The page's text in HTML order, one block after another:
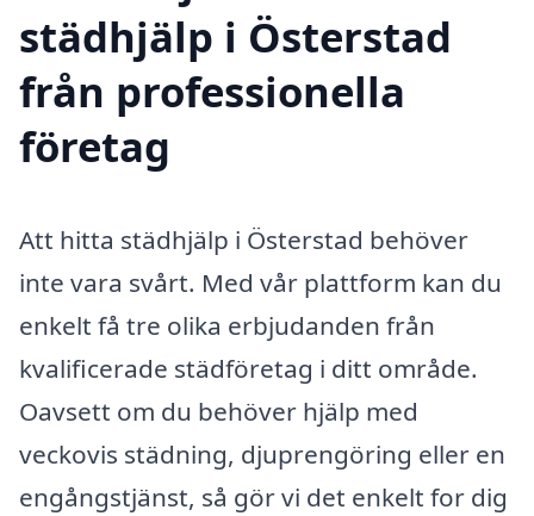
städhjälp i Österstad
från professionella
företag
Att hitta städhjälp i Österstad behöver
inte vara svårt. Med vår plattform kan du
enkelt få tre olika erbjudanden från
kvalificerade städföretag i ditt område.
Oavsett om du behöver hjälp med
veckovis städning, djuprengöring eller en
engångstjänst, så gör vi det enkelt for dig